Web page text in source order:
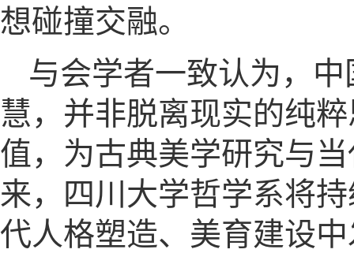
想碰撞交融。
与会学者一致认为，
慧，并非脱离现实的纯
值，为古典美学研究与
来，四川大学哲学系将
代人格塑造、美育建设